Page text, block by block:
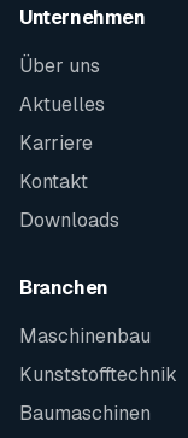
Unternehmen
Über uns
Aktuelles
Karriere
Kontakt
Downloads
Branchen
Maschinenbau
Kunststofftechnik
Baumaschinen